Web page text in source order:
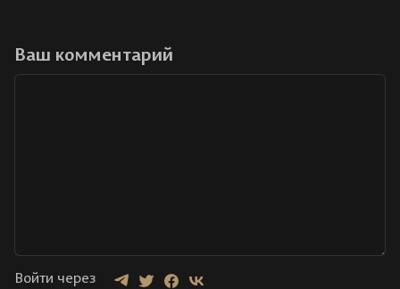
Ваш комментарий
Войти через